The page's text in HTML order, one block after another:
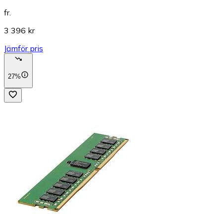
fr.
3 396 kr
Jämför pris
27%